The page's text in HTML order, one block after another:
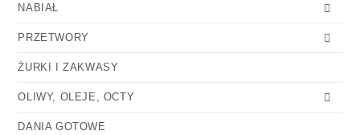
NABIAŁ
PRZETWORY
ŻURKI I ZAKWASY
OLIWY, OLEJE, OCTY
DANIA GOTOWE